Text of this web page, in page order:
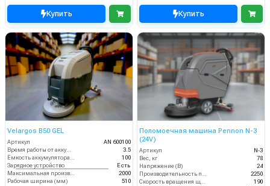
Купить Купить
Velargos B50 GEL
Артикул
AN 600100
Время работы от аккумуляторов (ч)
3.5
Ёмкость аккумулятора (Ач)
100
Зарядное устройство
Есть
Максимальная производительность (кв.м/час)
2000
Рабочая ширина (мм)
510
Поломоечная машина Pennon N-3
(24V)
Артикул
N-3
Вес, кг
78
Напряжение (В)
24
Производительность по площади (м2/ч)
2250
Скорость вращения щётки (об/мин)
190